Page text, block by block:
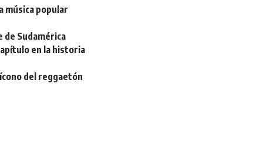
música popular
de Sudamérica
en la historia
del reggaetón